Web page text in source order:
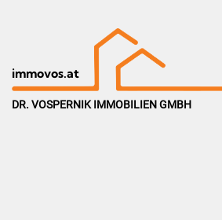
immovos.at
DR. VOSPERNIK IMMOBILIEN GMBH